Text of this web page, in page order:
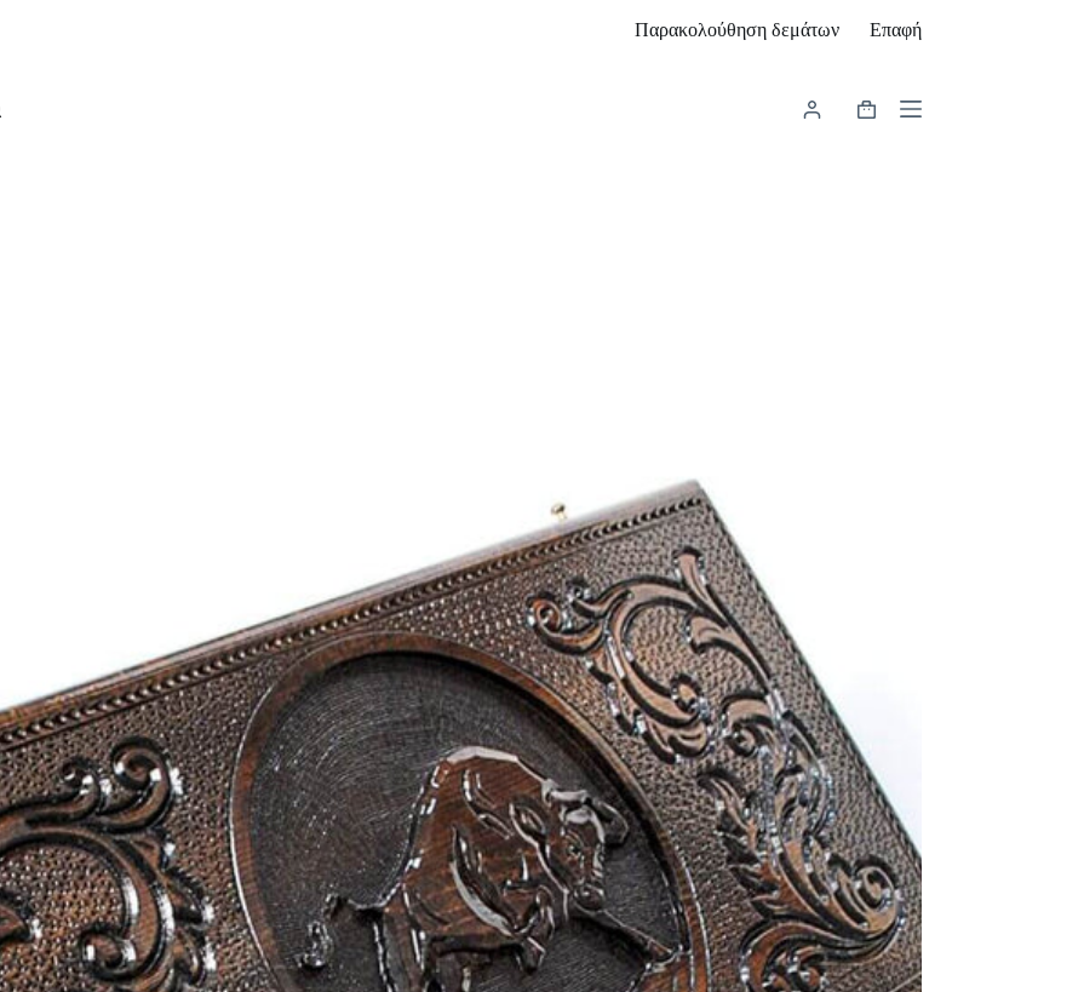
Παρακολούθηση δεμάτων Επαφή
Καλάθι